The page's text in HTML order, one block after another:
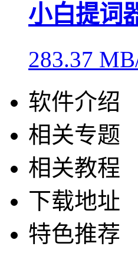
小白提词
283.37
软件介绍
相关专题
相关教程
下载地址
特色推荐